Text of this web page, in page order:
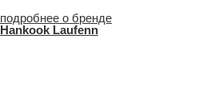
подробнее о бренде
Hankook Laufenn